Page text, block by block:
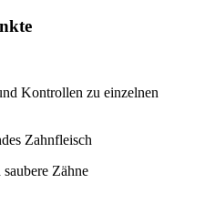
Kontrollen zu einzelnen
Zahnfleisch
Zähne